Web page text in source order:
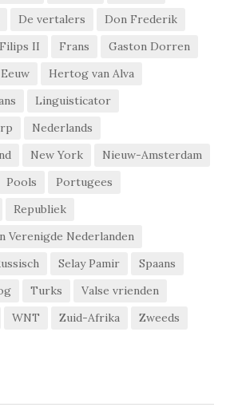
De vertalers
Don Frederik
Filips II Frans
Gaston Dorren
Hertog van Alva
Linguisticator
Nederlands
New York
Nieuw-Amsterdam
Pools
Portugees
Republiek
Verenigde Nederlanden
Selay Pamir
Spaans
Turks
Valse vrienden
WNT Zuid-Afrika Zweeds